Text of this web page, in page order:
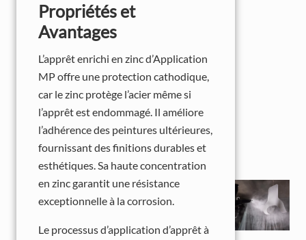
Propriétés et
Avantages
L’apprêt enrichi en zinc d’Application
MP offre une protection cathodique,
car le zinc protège l’acier même si
l’apprêt est endommagé. Il améliore
l’adhérence des peintures ultérieures,
fournissant des finitions durables et
esthétiques. Sa haute concentration
en zinc garantit une résistance
exceptionnelle à la corrosion.
Le processus d’application d’apprêt à